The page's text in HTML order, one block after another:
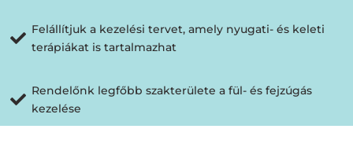
Felállítjuk a kezelési tervet, amely nyugati- és keleti
terápiákat is tartalmazhat
Rendelőnk legfőbb szakterülete a fül- és fejzúgás
kezelése